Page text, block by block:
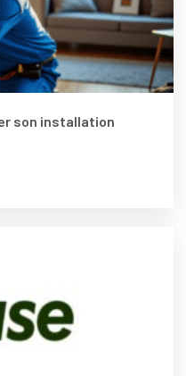
son installation